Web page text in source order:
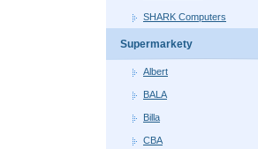
SHARK Computers
Supermarkety
Albert
BALA
Billa
CBA